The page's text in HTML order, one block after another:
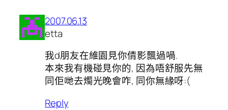
2007.06.13
etta
我d朋友在維園見你倩影飄過喎.
本來我有機碰見你的, 因為唔舒服先無
同佢哋去燭光晚會咋, 同你無緣呀:(
Reply